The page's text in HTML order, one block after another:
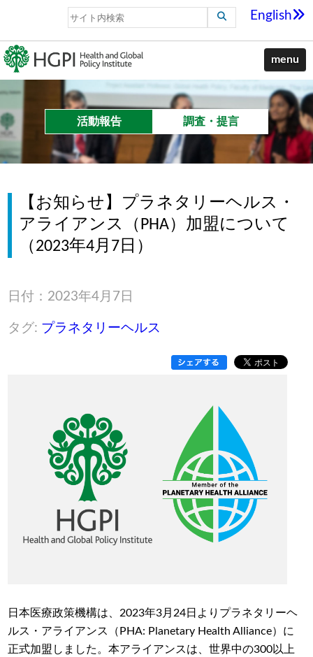
English
menu
活動報告 調査・提言
【お知らせ】プラネタリーヘルス・
アライアンス（PHA）加盟について
（2023年4月7日）
日付：2023年4月7日
タグ: プラネタリーヘルス
日本医療政策機構は、2023年3月24日よりプラネタリーヘ
ルス・アライアンス（PHA: Planetary Health Alliance）に
正式加盟しました。本アライアンスは、世界中の300以上